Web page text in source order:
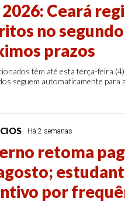
2026: Ceará
no
prazos
têm até esta terça-feira
seguem automaticamente para
Há 2 semanas
retoma
por